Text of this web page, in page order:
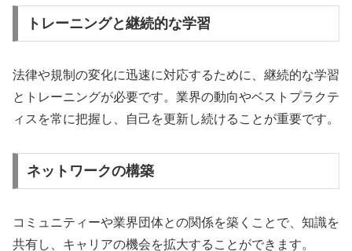
トレーニングと継続的な学習
法律や規制の変化に迅速に対応するために、継続的な学習
とトレーニングが必要です。業界の動向やベストプラクテ
ィスを常に把握し、自己を更新し続けることが重要です。
ネットワークの構築
コミュニティーや業界団体との関係を築くことで、知識を
共有し、キャリアの機会を拡大することができます。